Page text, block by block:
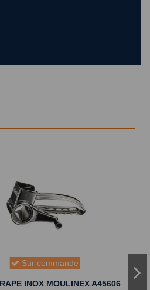
Sur commande
INOX MOULINEX A45606